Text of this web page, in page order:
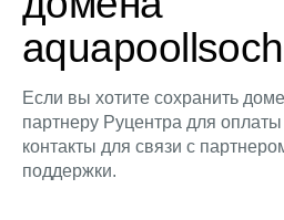
Если вы хотите сохранить
партнеру Руцентра для
контакты для связи с
поддержки.